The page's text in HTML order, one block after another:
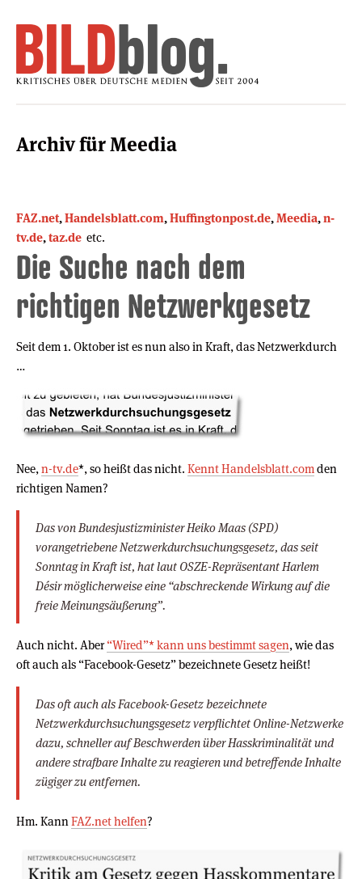
Archiv für Meedia
FAZ.net,Handelsblatt.com,Huffingtonpost.de,Meedia,n-
tv.de,taz.de etc.
Die Suche nach dem
richtigen Netzwerkgesetz
Seit dem 1. Oktober ist es nun also in Kraft, das Netzwerkdurch
…
Nee, n-tv.de*, so heißt das nicht. Kennt Handelsblatt.comden
richtigen Namen?
Das von Bundesjustizminister Heiko Maas (SPD)
vorangetriebene Netzwerkdurchsuchungsgesetz, das seit
Sonntag in Kraft ist, hat laut OSZE-Repräsentant Harlem
Désir möglicherweise eine “abschreckende Wirkung auf die
freie Meinungsäußerung”.
Auch nicht. Aber“Wired”* kann uns bestimmt sagen, wie das
oft auch als “Facebook-Gesetz” bezeichnete Gesetz heißt!
Das oft auch als Facebook-Gesetz bezeichnete
Netzwerkdurchsuchungsgesetz verpflichtet Online-Netzwerke
dazu, schneller auf Beschwerden über Hasskriminalität und
andere strafbare Inhalte zu reagieren und betreffende Inhalte
zügiger zu entfernen.
Hm. Kann FAZ.net helfen?